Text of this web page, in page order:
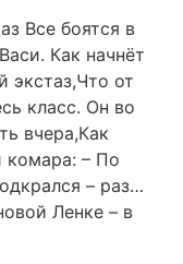
Все боятся в
Как начнёт
экстаз,Что от
класс. Он во
вчера,Как
комара: – По
– раз…
Ленке – в